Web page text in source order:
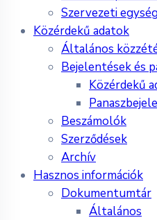
Szervezeti
Közérdekű adatok
Általános
Bejelentések és
Közérdekű
Beszámolók
Szerződések
Archív
Hasznos információk
Dokumentumtár
Általános